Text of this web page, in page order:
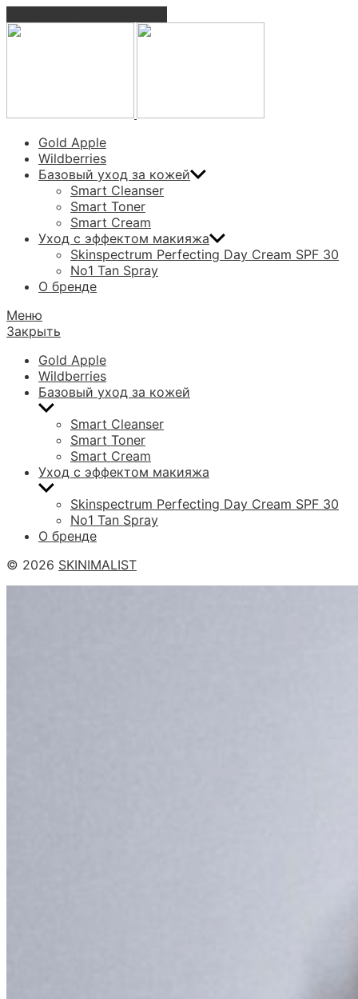
Gold Apple
Wildberries
Базовый уход за кожей
Smart Cleanser
Smart Toner
Smart Cream
Уход с эффектом макияжа
Skinspectrum Perfecting Day Cream SPF 30
No1 Tan Spray
О бренде
Меню
Закрыть
Gold Apple
Wildberries
Базовый уход за кожей
Показывать
подменюSmart Cleanser
Smart Toner
Smart Cream
Уход с эффектом макияжа
Показывать
подменюSkinspectrum Perfecting Day Cream SPF 30
No1 Tan Spray
О бренде
© 2026 SKINIMALIST